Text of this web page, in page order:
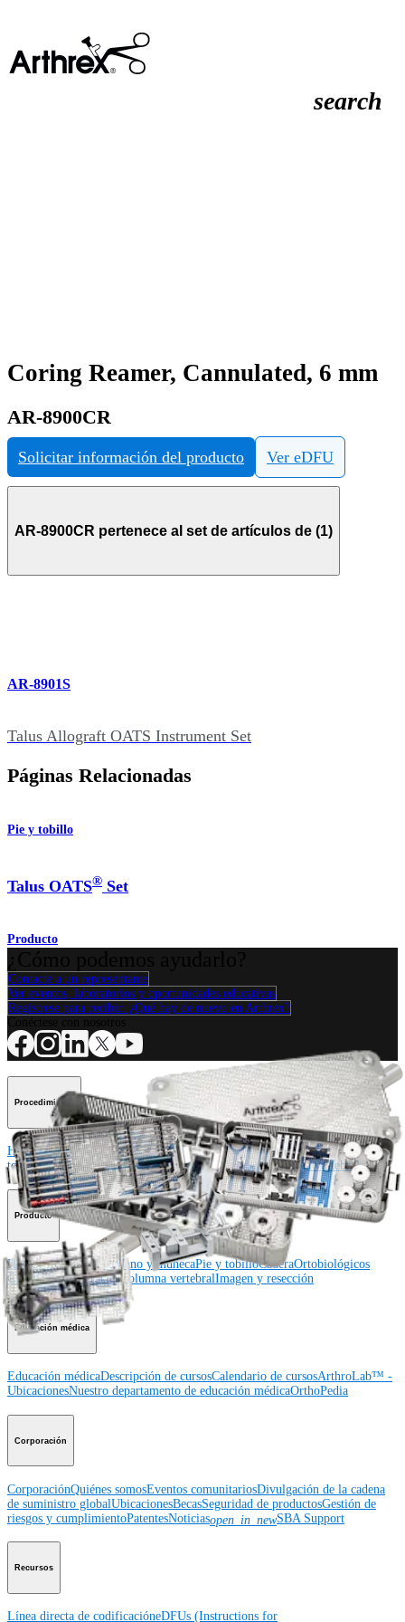
search
Coring Reamer, Cannulated, 6 mm
AR-8900CR
Solicitar información del producto Ver eDFU
AR-8900CR pertenece al set de artículos de (1)
AR-8901S
Talus Allograft OATS Instrument Set
Páginas Relacionadas
Pie y tobillo
Talus OATS® Set
Producto
Contacte a un representante
Ver eventos, laboratorios y oportunidades educativas
Regístrese para recibir: ¿Qué hay de nuevo en Arthrex?
Procedimiento
HombroRodillaCodoMano y muñecaPie y
tobilloCaderaOrtobiológicosCirugía cardiotorácicaColumna vertebral
Producto
HombroRodillaCodoMano y muñecaPie y tobilloCaderaOrtobiológicos
Cirugía cardiotorácicaColumna vertebralImagen y resección
Educación médica
Educación médicaDescripción de cursosCalendario de cursosArthroLab™ -
UbicacionesNuestro departamento de educación médicaOrthoPedia
Corporación
CorporaciónQuiénes somosEventos comunitariosDivulgación de la cadena
de suministro globalUbicacionesBecasSeguridad de productosGestión de
riesgos y cumplimientoPatentesNoticiasopen_in_newSBA Support
Recursos
Línea directa de codificacióneDFUs (Instructions for